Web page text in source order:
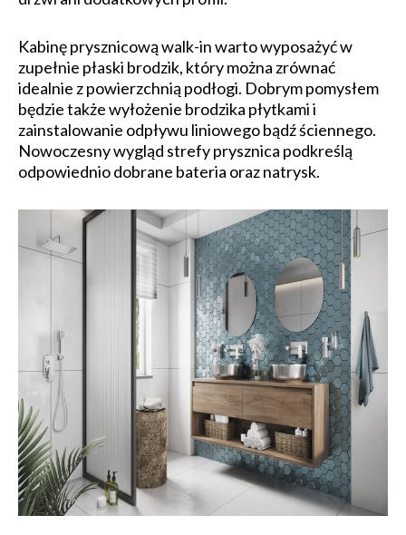
Kabinę prysznicową walk-in warto wyposażyć w
zupełnie płaski brodzik, który można zrównać
idealnie z powierzchnią podłogi. Dobrym pomysłem
będzie także wyłożenie brodzika płytkami i
zainstalowanie odpływu liniowego bądź ściennego.
Nowoczesny wygląd strefy prysznica podkreślą
odpowiednio dobrane bateria oraz natrysk.